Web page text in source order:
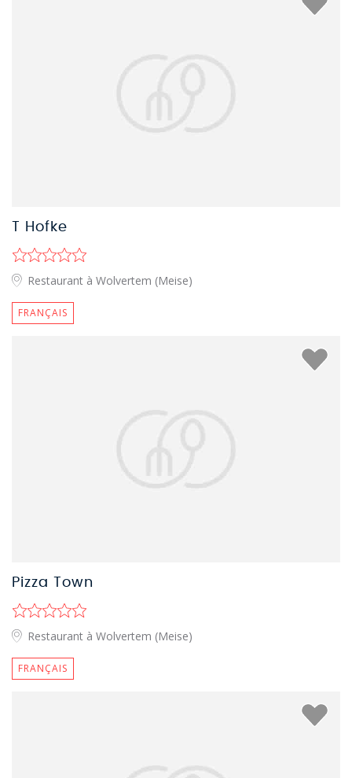
T Hofke
Restaurant à Wolvertem (Meise)
FRANÇAIS
Pizza Town
Restaurant à Wolvertem (Meise)
FRANÇAIS